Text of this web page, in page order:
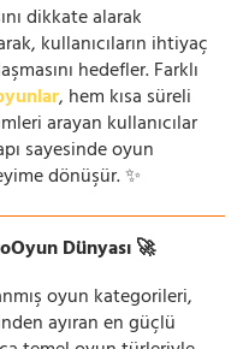
dikkate alarak
kullanıcıların ihtiyaç
hedefler. Farklı
, hem kısa süreli
arayan kullanıcılar
sayesinde oyun
dönüşür. ✨
Dünyası 🚀
oyun kategorileri,
ayıran en güçlü